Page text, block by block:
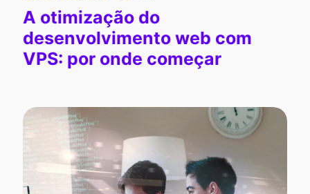
A otimização do
desenvolvimento web com
VPS: por onde começar